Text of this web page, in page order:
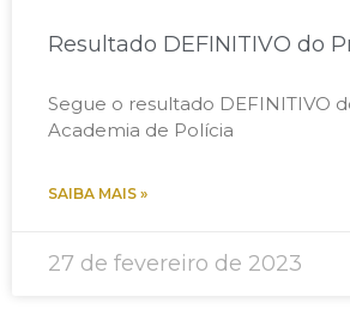
Resultado DEFINITIVO do
Segue o resultado DEFINITIVO
Academia de Polícia
SAIBA MAIS »
27 de fevereiro de 2023